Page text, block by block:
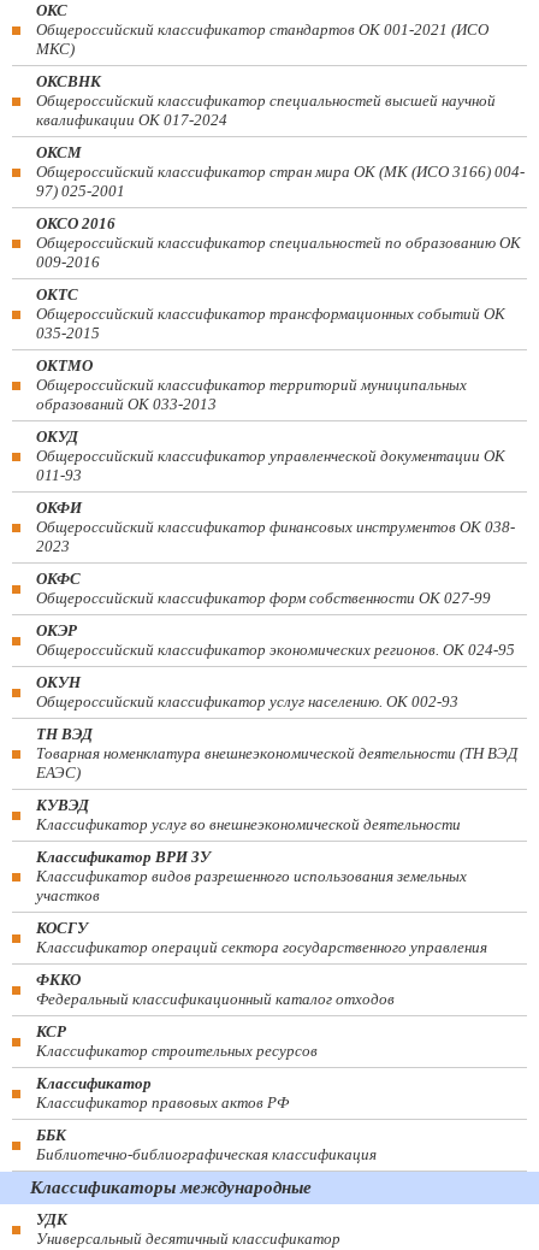
ОКС
Общероссийский классификатор стандартов ОК 001-2021 (ИСО
МКС)
ОКСВНК
Общероссийский классификатор специальностей высшей научной
квалификации ОК 017-2024
ОКСМ
Общероссийский классификатор стран мира ОК (МК (ИСО 3166) 004-
97) 025-2001
ОКСО 2016
Общероссийский классификатор специальностей по образованию ОК
009-2016
ОКТС
Общероссийский классификатор трансформационных событий ОК
035-2015
ОКТМО
Общероссийский классификатор территорий муниципальных
образований ОК 033-2013
ОКУД
Общероссийский классификатор управленческой документации ОК
011-93
ОКФИ
Общероссийский классификатор финансовых инструментов OK 038-
2023
ОКФС
Общероссийский классификатор форм собственности ОК 027-99
ОКЭР
Общероссийский классификатор экономических регионов. ОК 024-95
ОКУН
Общероссийский классификатор услуг населению. ОК 002-93
ТН ВЭД
Товарная номенклатура внешнеэкономической деятельности (ТН ВЭД
ЕАЭС)
КУВЭД
Классификатор услуг во внешнеэкономической деятельности
Классификатор ВРИ ЗУ
Классификатор видов разрешенного использования земельных
участков
КОСГУ
Классификатор операций сектора государственного управления
ФККО
Федеральный классификационный каталог отходов
КСР
Классификатор строительных ресурсов
Классификатор
Классификатор правовых актов РФ
ББК
Библиотечно-библиографическая классификация
Классификаторы международные
УДК
Универсальный десятичный классификатор